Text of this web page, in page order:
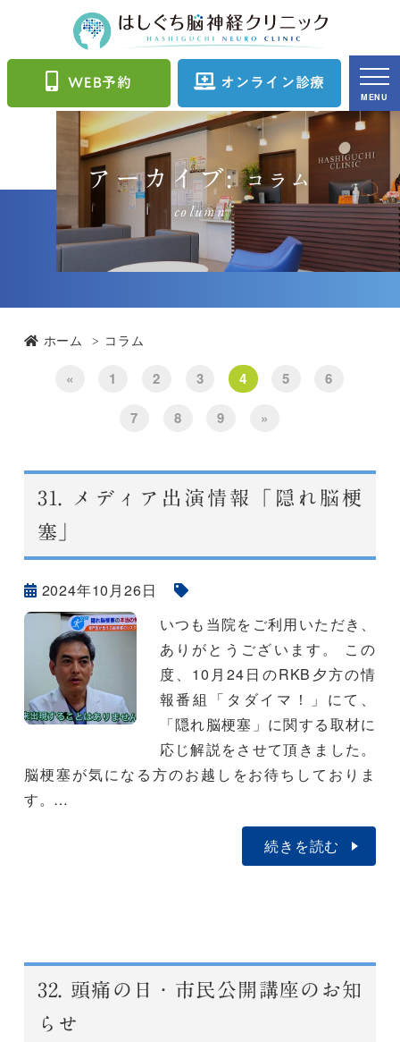
アーカイブ:コラム
column
WEB予約 オンライン診療
MENU
ホーム コラム
« 1 2 3 4 5
6
7
8 9 »
31.
メディア出演情報「隠れ脳梗
塞」
2024年10月26日
いつも当院をご利用いただき、
ありがとうございます。 この
度、10月24日のRKB夕方の情
報番組「タダイマ！」にて、
「隠れ脳梗塞」に関する取材に
応じ解説をさせて頂きました。
脳梗塞が気になる方のお越しをお待ちしておりま
す。…
続きを読む
32. 頭痛の日・市民公開講座のお知
らせ